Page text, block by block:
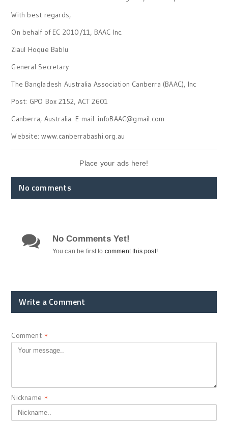
With best regards,
On behalf of EC 2010/11, BAAC Inc.
Ziaul Hoque Bablu
General Secretary
The Bangladesh Australia Association Canberra (BAAC), Inc
Post: GPO Box 2152, ACT 2601
Canberra, Australia. E-mail: infoBAAC@gmail.com
Website: www.canberrabashi.org.au
Place your ads here!
No comments
No Comments Yet!
You can be first to comment this post!
Write a Comment
Comment *
Nickname *